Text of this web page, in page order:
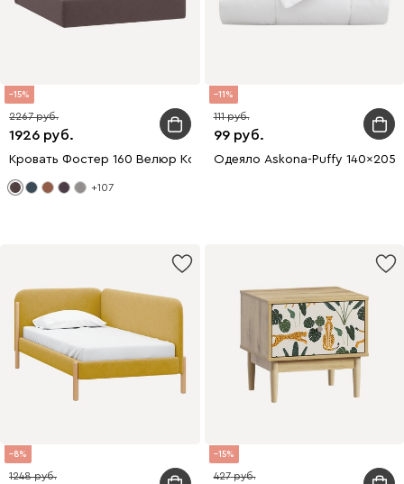
15
1926
2267
Кровать Фостер 160 Велюр Коричневый
+107
11
99
111
Одеяло Askona-Puffy 140x205
8
1248
15
427